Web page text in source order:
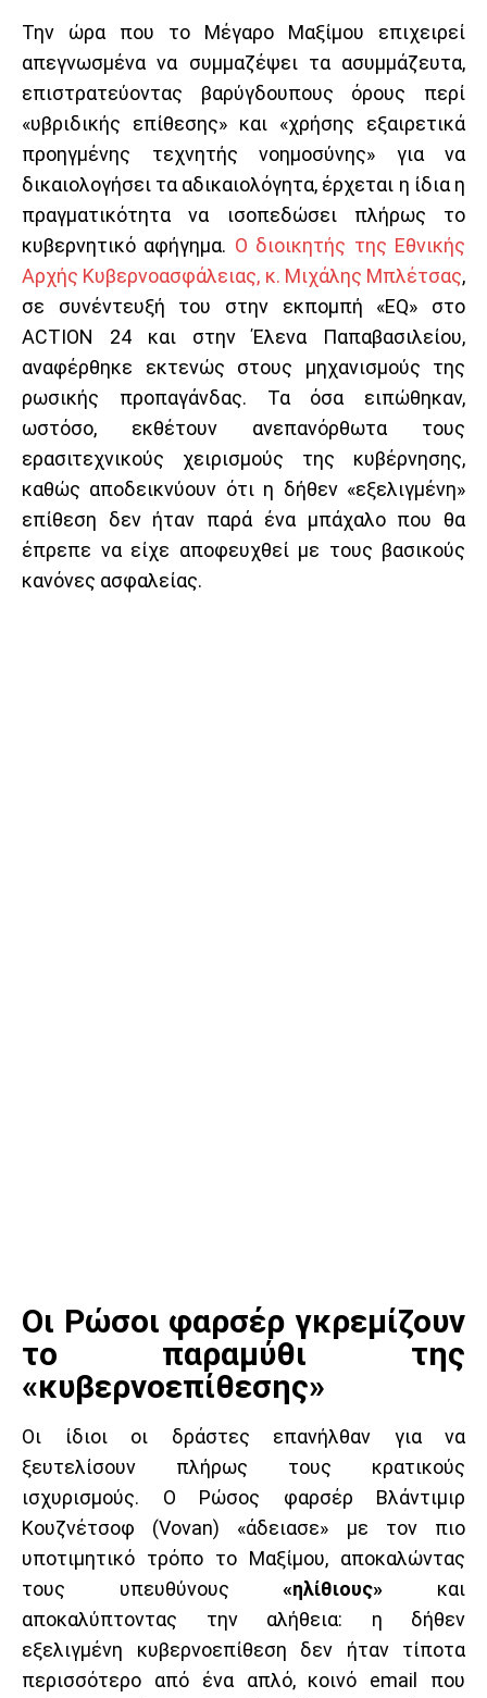
Την ώρα που το Μέγαρο Μαξίμου επιχειρεί
απεγνωσμένα να συμμαζέψει τα ασυμμάζευτα,
επιστρατεύοντας βαρύγδουπους όρους περί
«υβριδικής επίθεσης» και «χρήσης εξαιρετικά
προηγμένης τεχνητής νοημοσύνης» για να
δικαιολογήσει τα αδικαιολόγητα, έρχεται η ίδια η
πραγματικότητα να ισοπεδώσει πλήρως το
κυβερνητικό αφήγημα. Ο διοικητής της Εθνικής
Αρχής Κυβερνοασφάλειας, κ. Μιχάλης Μπλέτσας,
σε συνέντευξή του στην εκπομπή «EQ» στο
ACTION 24 και στην Έλενα Παπαβασιλείου,
αναφέρθηκε εκτενώς στους μηχανισμούς της
ρωσικής προπαγάνδας. Τα όσα ειπώθηκαν,
ωστόσο, εκθέτουν ανεπανόρθωτα τους
ερασιτεχνικούς χειρισμούς της κυβέρνησης,
καθώς αποδεικνύουν ότι η δήθεν «εξελιγμένη»
επίθεση δεν ήταν παρά ένα μπάχαλο που θα
έπρεπε να είχε αποφευχθεί με τους βασικούς
κανόνες ασφαλείας.
Οι Ρώσοι φαρσέρ γκρεμίζουν
το παραμύθι της
«κυβερνοεπίθεσης»
Οι ίδιοι οι δράστες επανήλθαν για να
ξευτελίσουν πλήρως τους κρατικούς
ισχυρισμούς. Ο Ρώσος φαρσέρ Βλάντιμιρ
Κουζνέτσοφ (Vovan) «άδειασε» με τον πιο
υποτιμητικό τρόπο το Μαξίμου, αποκαλώντας
τους υπευθύνους«ηλίθιους» και
αποκαλύπτοντας την αλήθεια: η δήθεν
εξελιγμένη κυβερνοεπίθεση δεν ήταν τίποτα
περισσότερο από ένα απλό, κοινό email που